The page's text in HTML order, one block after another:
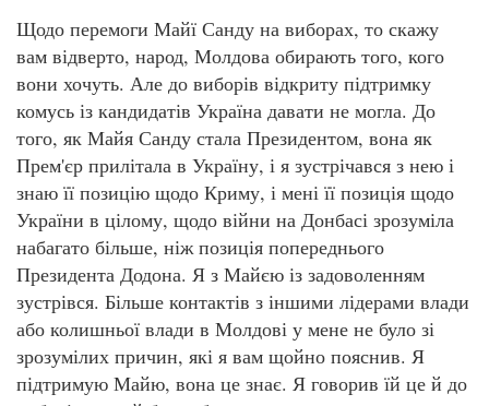
Щодо перемоги Майї Санду на виборах, то скажу
вам відверто, народ, Молдова обирають того, кого
вони хочуть. Але до виборів відкриту підтримку
комусь із кандидатів Україна давати не могла. До
того, як Майя Санду стала Президентом, вона як
Прем'єр прилітала в Україну, і я зустрічався з нею і
знаю її позицію щодо Криму, і мені її позиція щодо
України в цілому, щодо війни на Донбасі зрозуміла
набагато більше, ніж позиція попереднього
Президента Додона. Я з Майєю із задоволенням
зустрівся. Більше контактів з іншими лідерами влади
або колишньої влади в Молдові у мене не було зі
зрозумілих причин, які я вам щойно пояснив. Я
підтримую Майю, вона це знає. Я говорив їй це й до